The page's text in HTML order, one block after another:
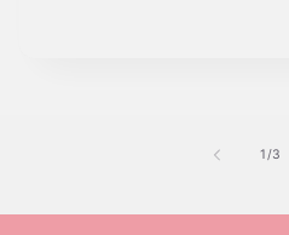
1/de
3